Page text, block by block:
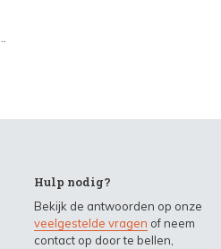
Hulp nodig?
Bekijk de antwoorden op onze
veelgestelde vragen of neem
contact op door te bellen,